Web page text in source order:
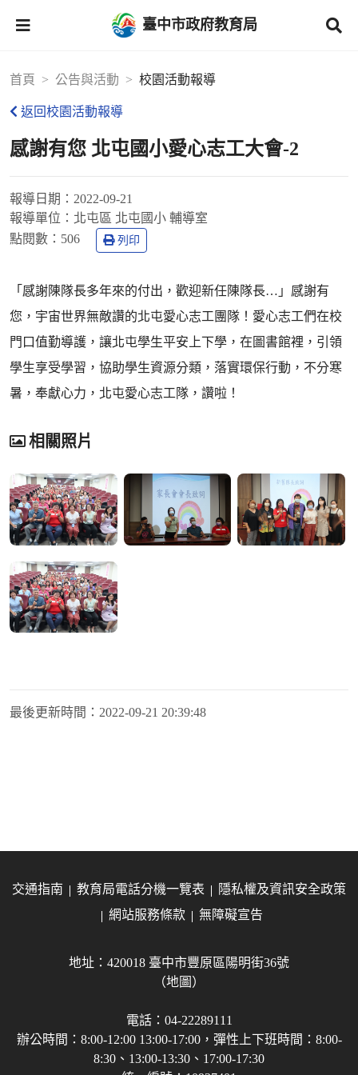
臺中市政府教育局
首頁 公告與活動 校園活動報導
返回校園活動報導
感謝有您 北屯國小愛心志工大會-2
報導日期： 2022-09-21
報導單位： 北屯區 北屯國小 輔導室
點閱數： 506 列印
「感謝陳隊長多年來的付出，歡迎新任陳隊長…」感謝有
您，宇宙世界無敵讚的北屯愛心志工團隊！愛心志工們在校
門口值勤導護，讓北屯學生平安上下學，在圖書館裡，引領
學生享受學習，協助學生資源分類，落實環保行動，不分寒
暑，奉獻心力，北屯愛心志工隊，讚啦！
相關照片
最後更新時間： 2022-09-21 20:39:48
交通指南 教育局電話分機一覽表
隱私權及資訊安全政策
網站服務條款
無障礙宣告
地址：420018 臺中市豐原區陽明街36號
（地圖）
電話：04-22289111
辦公時間：8:00-12:00 13:00-17:00，彈性上下班時間：8:00-
8:30、13:00-13:30、17:00-17:30